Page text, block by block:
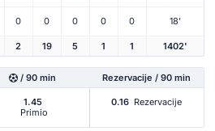
0 0 0 0 0 18'
2 19 5 1 1 1402'
/ 90 min Rezervacije / 90 min
1.45
Primio
0.16 Rezervacije